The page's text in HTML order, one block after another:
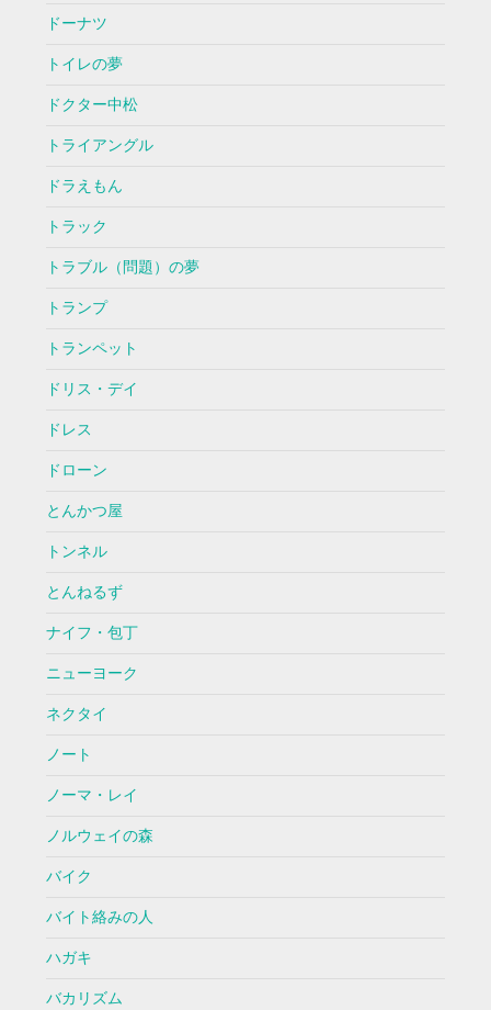
ドーナツ
トイレの夢
ドクター中松
トライアングル
ドラえもん
トラック
トラブル（問題）の夢
トランプ
トランペット
ドリス・デイ
ドレス
ドローン
とんかつ屋
トンネル
とんねるず
ナイフ・包丁
ニューヨーク
ネクタイ
ノート
ノーマ・レイ
ノルウェイの森
バイク
バイト絡みの人
ハガキ
バカリズム